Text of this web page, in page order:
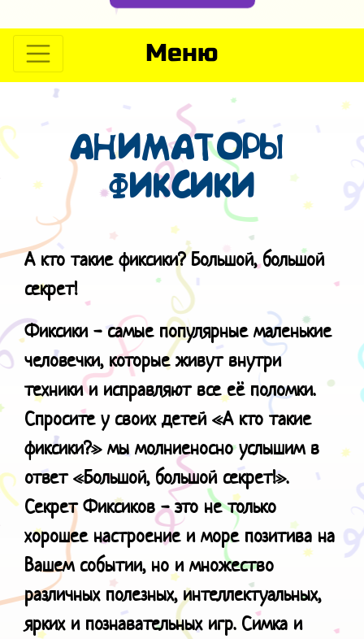
Меню
АНИМАТОРЫ
ФИКСИКИ
А кто такие фиксики? Большой, большой
секрет!
Фиксики - самые популярные маленькие
человечки, которые живут внутри
техники и исправляют все её поломки.
Спросите у своих детей «А кто такие
фиксики?» мы молниеносно услышим в
ответ «Большой, большой секрет!».
Секрет Фиксиков - это не только
хорошее настроение и море позитива на
Вашем событии, но и множество
различных полезных, интеллектуальных,
ярких и познавательных игр. Симка и